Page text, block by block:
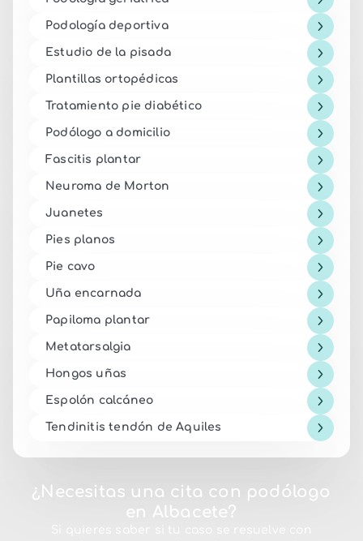
Podología deportiva
Estudio de la pisada
Plantillas ortopédicas
Tratamiento pie diabético
Podólogo a domicilio
Fascitis plantar
Neuroma de Morton
Juanetes
Pies planos
Pie cavo
Uña encarnada
Papiloma plantar
Metatarsalgia
Hongos uñas
Espolón calcáneo
Tendinitis tendón de Aquiles
¿Necesitas una cita con podólogo
en Albacete?